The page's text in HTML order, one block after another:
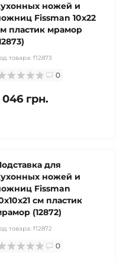
ножей и
Fissman 10x22
пластик мрамор
товара: f12873
0
046 грн.
для
ножей и
Fissman
см пластик
(12872)
товара: f12872
0